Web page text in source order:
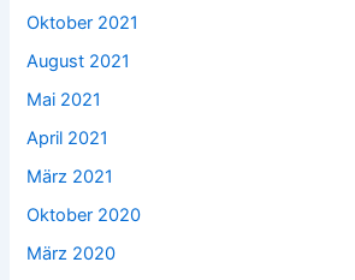
Oktober 2021
August 2021
Mai 2021
April 2021
März 2021
Oktober 2020
März 2020